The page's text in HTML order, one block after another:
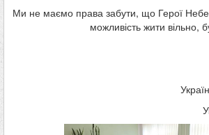
Ми не маємо права забути, що Герої
можливість жити вільно,